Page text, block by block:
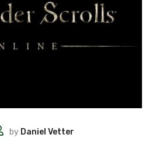
by Daniel Vetter